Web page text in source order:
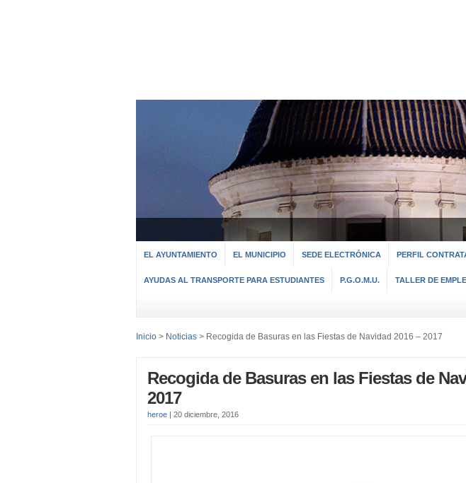
EL AYUNTAMIENTO EL MUNICIPIO SEDE ELECTRÓNICA PERFIL
AYUDAS AL TRANSPORTE PARA ESTUDIANTES P.G.O.M.U. TALLER DE
Inicio > Noticias > Recogida de Basuras en las Fiestas de Navidad 2016 – 2017
Recogida de Basuras en las Fiestas de
2017
heroe | 20 diciembre, 2016